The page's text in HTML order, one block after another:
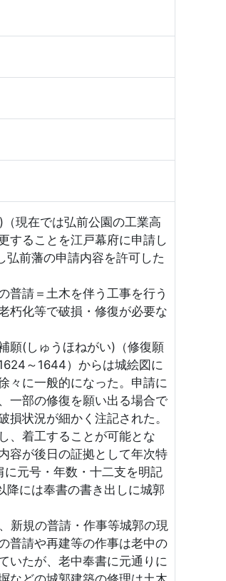
現在では弘前公園の工業高
することを江戸幕府に申請し
前藩の申請内容を許可した
普請＝土木を伴う工事を行う
朽化等で破損・修復が必要な
願(しゅうほねがい)（修復願
～1644）からは城絵図に
々に一般的になった。申請に
一部の修復を願い出る場合で
状況が細かく注記された。
、着工することが可能とな
容が後日の証拠として年次特
元号・年数・十二支を明記
降には奉書の書き出しに城郭
新規の普請・作事等城郭の現
普請や再建等の作事は老中の
いたが、老中奉書に元通りに